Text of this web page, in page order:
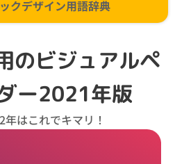
クデザイン用語辞典
のビジュアルペ
ー2021年版
はこれでキマリ！